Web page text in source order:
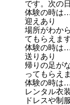
です。次の
体験の時は
迎えあり
場所がわか
てもらえます
体験の時は
送りあり
帰りの足が
ってもらえ
体験の時は
レンタル衣
ドレスや制